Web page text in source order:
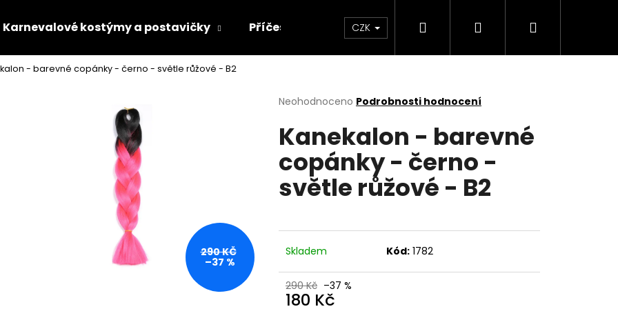
Karnevalové kostýmy a postavičky Příčesky a copy Menstruační kalhotky a plavky
CZK Hledat PřihlášeníNákupní
- barevné copánky - černo - světle růžové - B2
Průměrné
produktu
je
z
5
hvězdiček.
Neohodnoceno Podrobnosti hodnocení
Kanekalon - barevné
copánky - černo -
světle růžové - B2
Skladem Kód: 1782
290 Kč –37 %
180 Kč
290 KČ
–37 %
Co potřebujete najít?
Doporučujeme